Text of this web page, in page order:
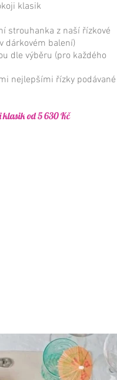
klasik
strouhanka z naší řízkové
dárkovém balení)
dle výběru (pro každého
nejlepšími řízky podávané
klasik od 5 630 Kč